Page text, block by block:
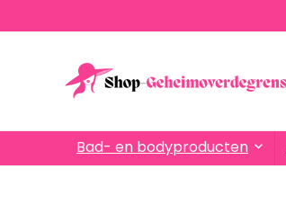
Bad- en bodyproducten